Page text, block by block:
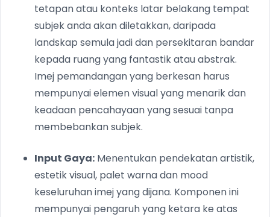
tetapan atau konteks latar belakang tempat
subjek anda akan diletakkan, daripada
landskap semula jadi dan persekitaran bandar
kepada ruang yang fantastik atau abstrak.
Imej pemandangan yang berkesan harus
mempunyai elemen visual yang menarik dan
keadaan pencahayaan yang sesuai tanpa
membebankan subjek.
Input Gaya: Menentukan pendekatan artistik,
estetik visual, palet warna dan mood
keseluruhan imej yang dijana. Komponen ini
mempunyai pengaruh yang ketara ke atas